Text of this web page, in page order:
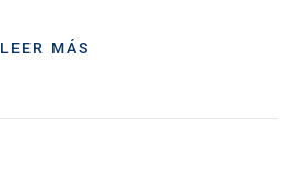
LEER MÁS